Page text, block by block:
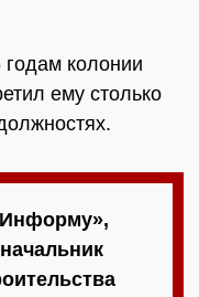
колонии
ему столько